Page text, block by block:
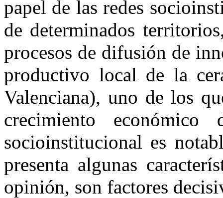
papel de las redes
de determinados
procesos de difusión de
productivo local de la
Valenciana), uno de los
crecimiento
socioinstitucional es
presenta algunas
opinión, son factores